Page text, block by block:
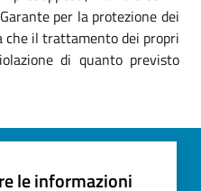
per la protezione dei
che il trattamento dei propri
di quanto previsto
le informazioni